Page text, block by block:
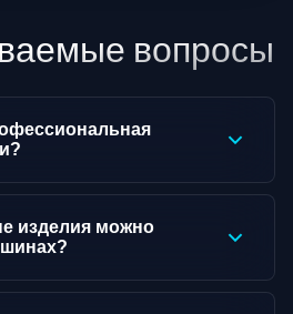
вопросы
изделия можно